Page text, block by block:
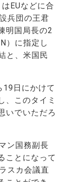
EUなどに合
兵団の王君
明国局長の2
）に指定し
と、米国民
19日にかけて
、このタイミ
いでいただろ
ン国務副長
ことになって
スカ会議直